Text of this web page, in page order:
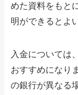
めた資料をもと
明ができるとよ
入金については
おすすめになり
の銀行が異なる